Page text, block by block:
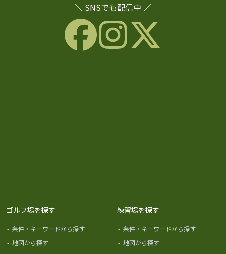
＼ SNSでも配信中 ／
ゴルフ場を探す
- 条件・キーワードから探す
- 地図から探す
練習場を探す
- 条件・キーワードから探す
- 地図から探す